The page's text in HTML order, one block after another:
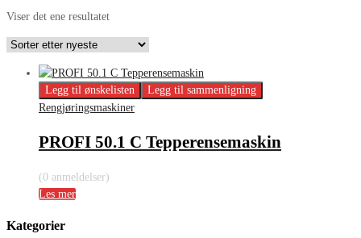
Viser det ene resultatet
Legg til ønskelisten
Legg til sammenligning
Rengjøringsmaskiner
PROFI 50.1 C Tepperensemaskin
(0 anmeldelser)
Les mer
Kategorier